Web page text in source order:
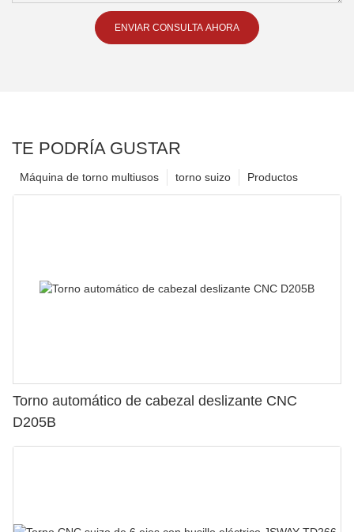
ENVIAR CONSULTA AHORA
TE PODRÍA GUSTAR
Productos
torno suizo
Máquina de torno multiusos
Torno automático de cabezal deslizante CNC
D205B